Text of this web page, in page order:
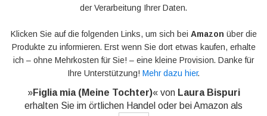
der Verarbeitung Ihrer Daten.
Klicken Sie auf die folgenden Links, um sich bei Amazon über die
Produkte zu informieren. Erst wenn Sie dort etwas kaufen, erhalte
ich – ohne Mehrkosten für Sie! – eine kleine Provision. Danke für
Ihre Unterstützung! Mehr dazu hier.
»Figlia mia (Meine Tochter)« von Laura Bispuri
erhalten Sie im örtlichen Handel oder bei Amazon als